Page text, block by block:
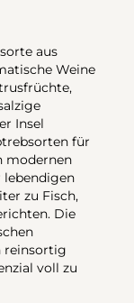
aus
Weine
Insel
für
modernen
lebendigen
zu Fisch,
Die
reinsortig
voll zu